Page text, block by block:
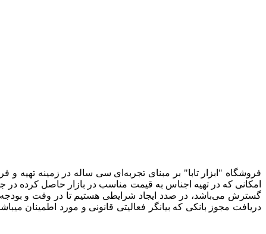
فروشگاه "ابزار تابا" بر مبنای تجربه‌ای سی ساله در زمینه تهیه
امکانی که در تهیه اجناس به قیمت مناسب در بازار حاصل کرده در
گسترش می‌باشد، در صدد ایجاد شرایطی هستیم تا در وقت و بودجه
دریافت مجوز بانکی که بیانگر فعالیتی قانونی و مورد اطمینان